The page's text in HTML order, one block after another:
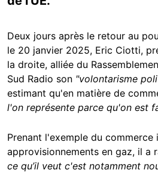
Deux jours après le retour au
le 20 janvier 2025, Eric Ciotti,
la droite, alliée du
Sud Radio son "volontarisme
estimant qu'en matière de
l'on représente parce qu'on est
Prenant l'exemple du
approvisionnements en gaz, il a
ce qu’il veut c'est notamment